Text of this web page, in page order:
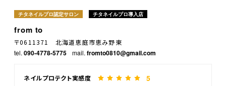
チタネイルプロ認定サロン チタネイルプロ導入店
from to
〒0611371 北海道恵庭市恵み野東
tel. 090-4778-5775 mail. fromto0810@gmail.com
ネイルプロテクト実感度 5